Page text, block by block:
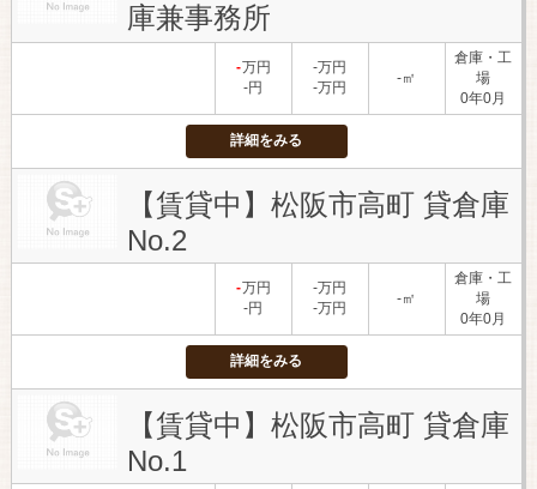
庫兼事務所
-万円
-円
-万円
-万円
-㎡
倉庫・工
場
0年0月
詳細をみる
【賃貸中】松阪市高町 貸倉庫
No.2
-万円
-円
-万円
-万円
-㎡
倉庫・工
場
0年0月
詳細をみる
【賃貸中】松阪市高町 貸倉庫
No.1